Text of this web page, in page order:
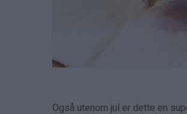
Også utenom jul er dette en